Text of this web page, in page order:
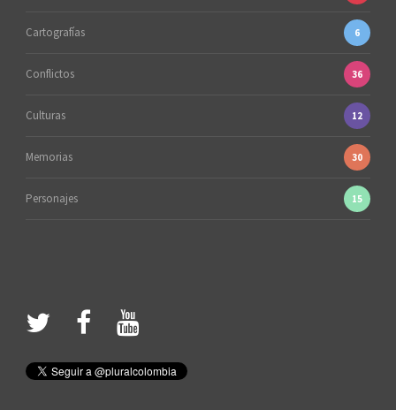
Cartografías 6
Conflictos 36
Culturas 12
Memorias 30
Personajes 15